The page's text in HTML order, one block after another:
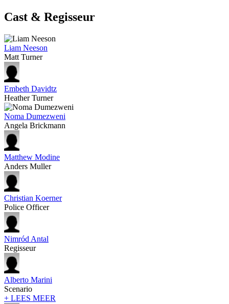
Cast & Regisseur
Liam Neeson
Matt Turner
Embeth Davidtz
Heather Turner
Noma Dumezweni
Angela Brickmann
Matthew Modine
Anders Muller
Christian Koerner
Police Officer
Nimród Antal
Regisseur
Alberto Marini
Scenario
+ LEES MEER